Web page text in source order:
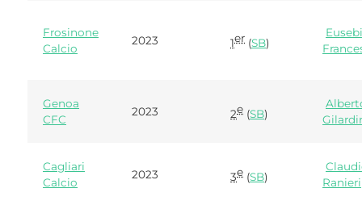
Frosinone
Calcio
2023 1er (SB)
Genoa
CFC
2023 2e (SB)
Cagliari
Calcio
2023 3e (SB)
Ranieri